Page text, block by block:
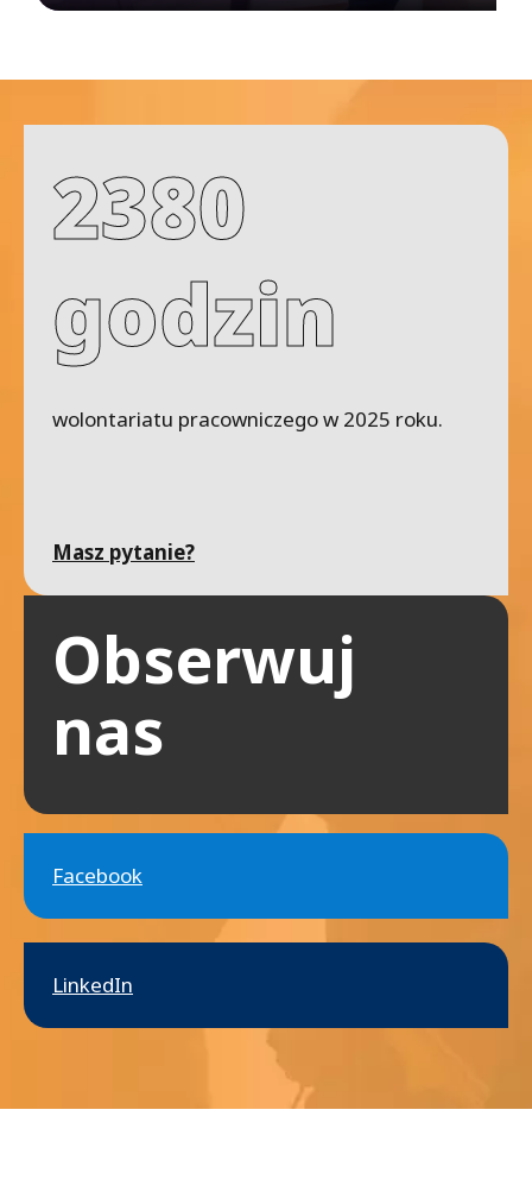
Obserwuj
nas
Facebook
LinkedIn
2380
godzin
wolontariatu pracowniczego w 2025 roku.
Masz pytanie?